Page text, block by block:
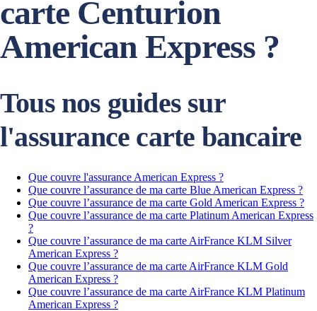
carte Centurion
American Express ?
Tous nos guides sur
l'assurance carte bancaire
Que couvre l'assurance American Express ?
Que couvre l’assurance de ma carte Blue American Express ?
Que couvre l’assurance de ma carte Gold American Express ?
Que couvre l’assurance de ma carte Platinum American Express
?
Que couvre l’assurance de ma carte AirFrance KLM Silver
American Express ?
Que couvre l’assurance de ma carte AirFrance KLM Gold
American Express ?
Que couvre l’assurance de ma carte AirFrance KLM Platinum
American Express ?